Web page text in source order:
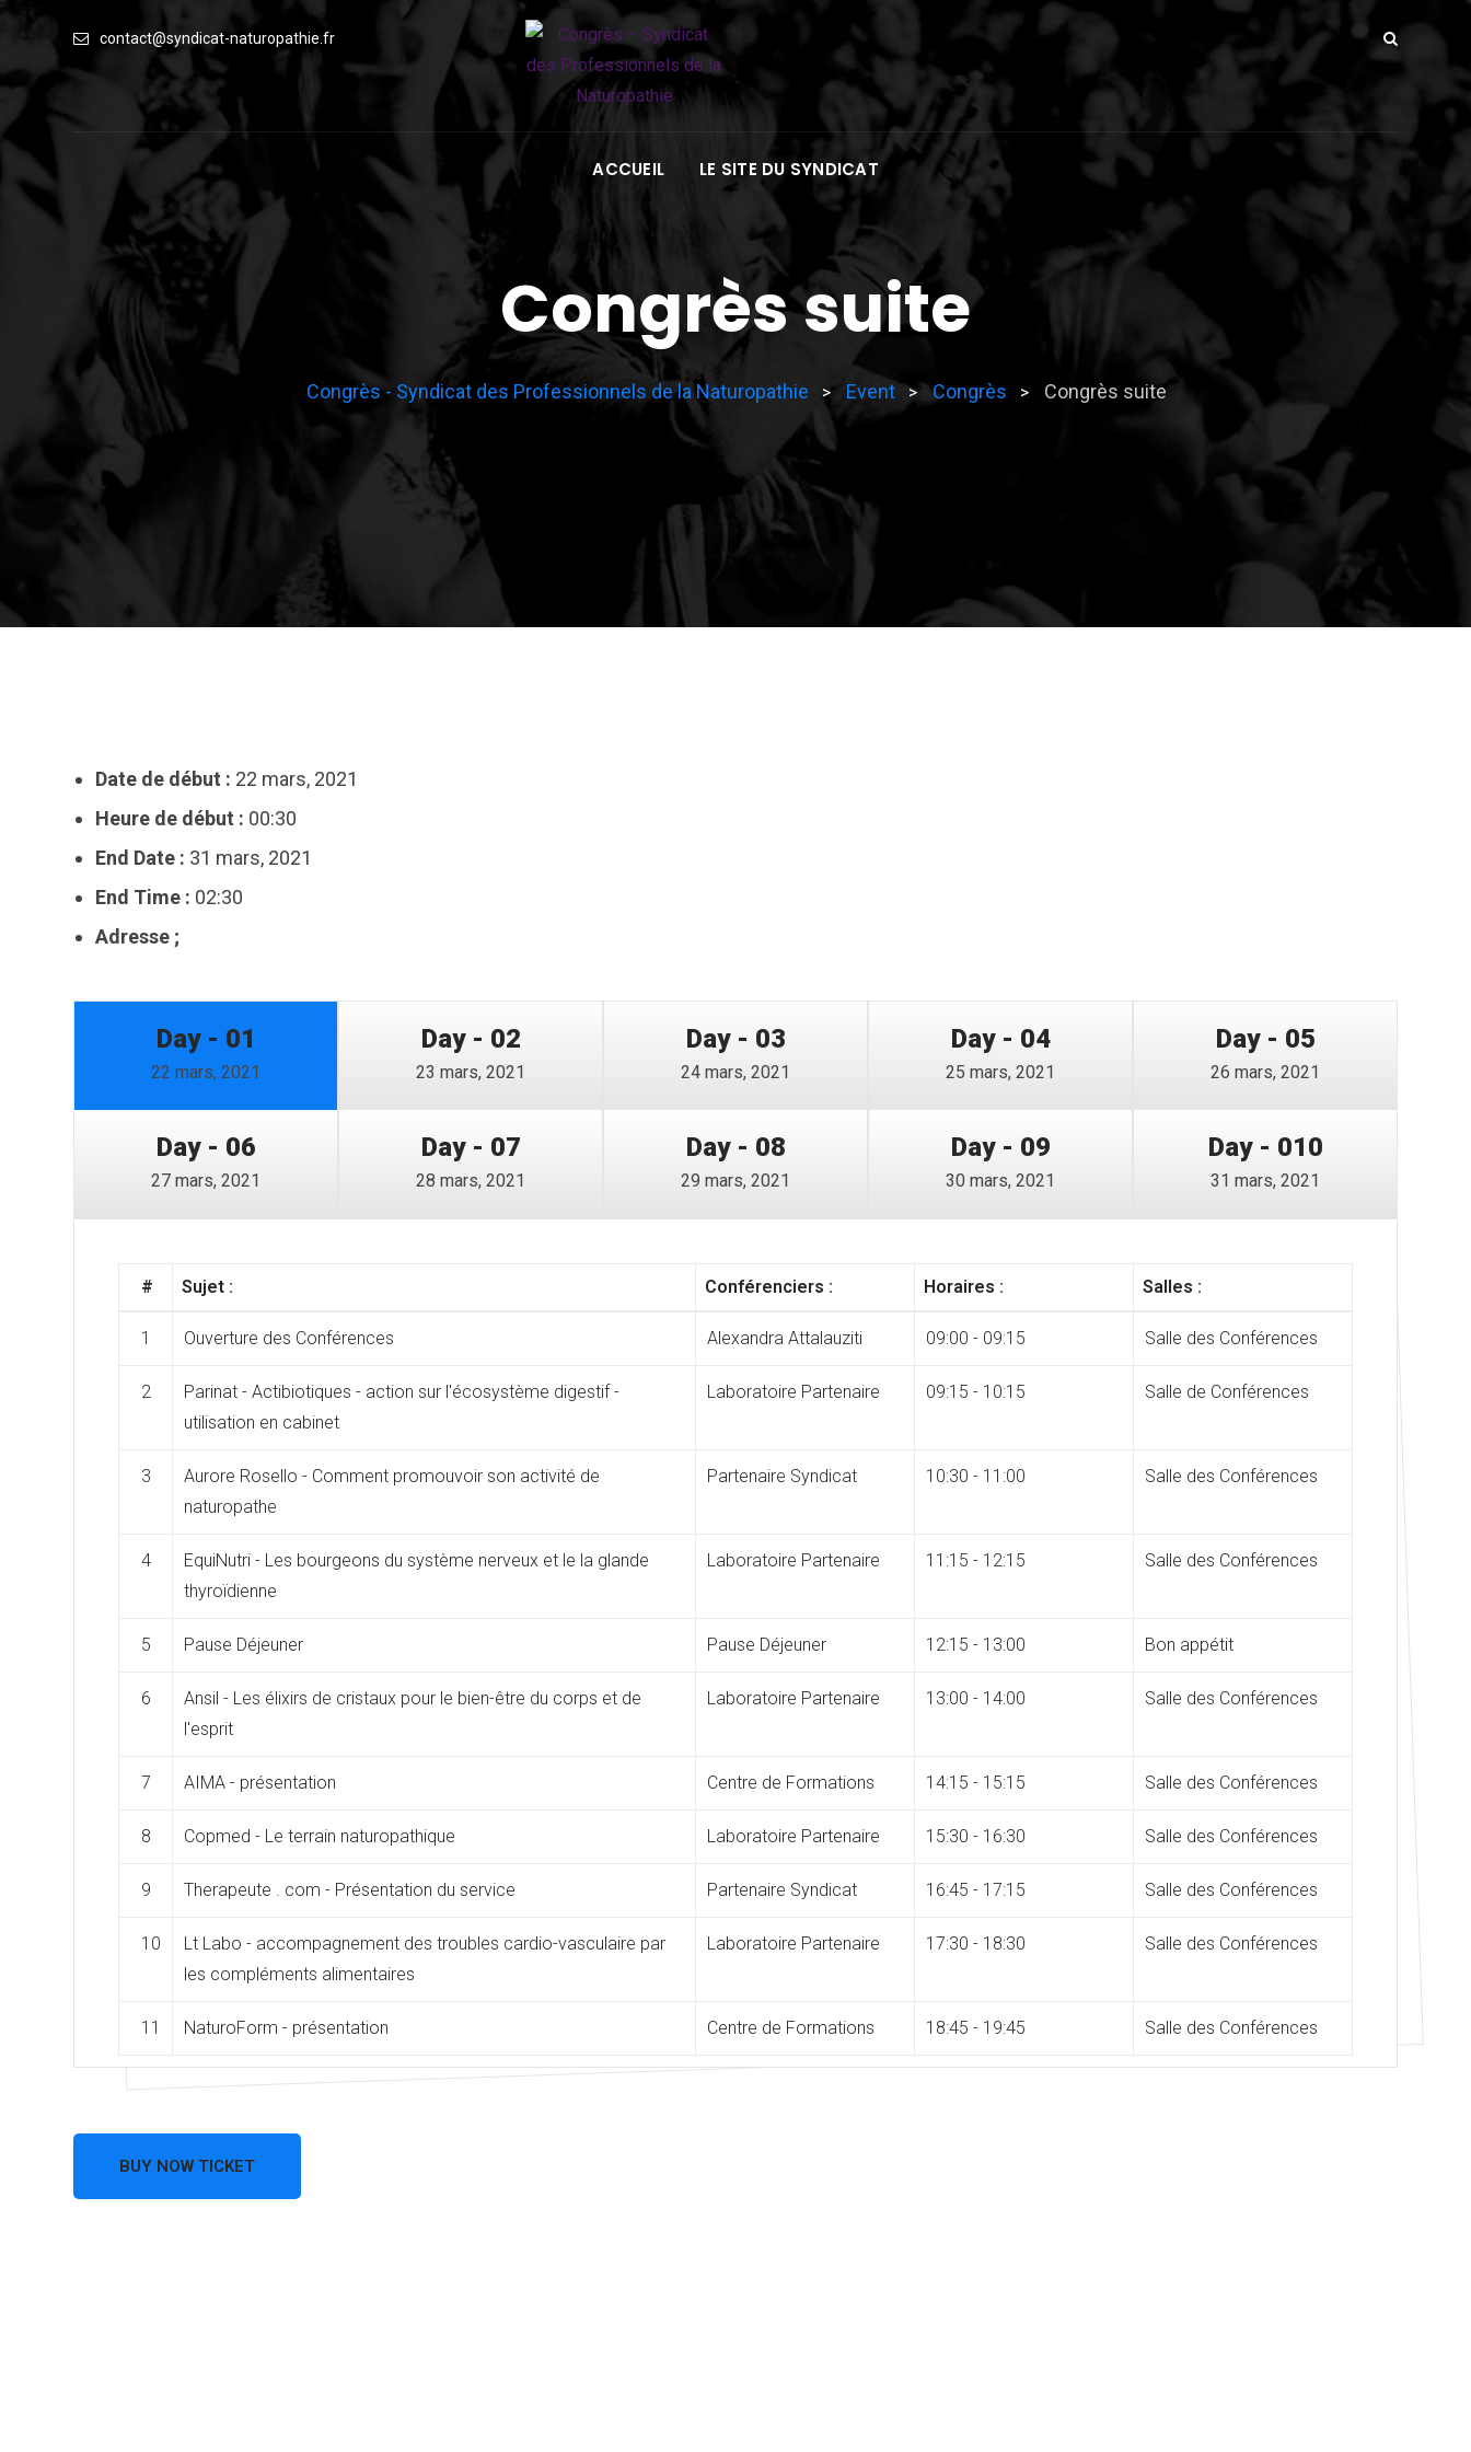
contact@syndicat-naturopathie.fr
ACCUEIL LE SITE DU SYNDICAT
Congrès suite
Congrès - Syndicat des Professionnels de la Naturopathie > Event > Congrès > Congrès suite
Date de début : 22 mars, 2021
Heure de début : 00:30
End Date : 31 mars, 2021
End Time : 02:30
Adresse ;
Day - 01
22 mars, 2021
Day - 02
23 mars, 2021
Day - 03
24 mars, 2021
Day - 04
25 mars, 2021
Day - 05
26 mars, 2021
Day - 06
27 mars, 2021
Day - 07
28 mars, 2021
Day - 08
29 mars, 2021
Day - 09
30 mars, 2021
Day - 010
31 mars, 2021
# Sujet : Conférenciers : Horaires : Salles :
1 Ouverture des Conférences Alexandra Attalauziti 09:00 - 09:15 Salle des Conférences
2
Parinat - Actibiotiques - action sur l'écosystème digestif -
utilisation en cabinet
Laboratoire Partenaire 09:15 - 10:15 Salle de Conférences
3
Aurore Rosello - Comment promouvoir son activité de
naturopathe
Partenaire Syndicat 10:30 - 11:00 Salle des Conférences
4
EquiNutri - Les bourgeons du système nerveux et le la glande
thyroïdienne
Laboratoire Partenaire 11:15 - 12:15 Salle des Conférences
5 Pause Déjeuner Pause Déjeuner 12:15 - 13:00 Bon appétit
6
Ansil - Les élixirs de cristaux pour le bien-être du corps et de
l'esprit
Laboratoire Partenaire 13:00 - 14:00 Salle des Conférences
7 AIMA - présentation Centre de Formations 14:15 - 15:15 Salle des Conférences
8 Copmed - Le terrain naturopathique Laboratoire Partenaire 15:30 - 16:30 Salle des Conférences
9 Therapeute . com - Présentation du service Partenaire Syndicat 16:45 - 17:15 Salle des Conférences
10
Lt Labo - accompagnement des troubles cardio-vasculaire par
les compléments alimentaires
Laboratoire Partenaire 17:30 - 18:30 Salle des Conférences
11 NaturoForm - présentation Centre de Formations 18:45 - 19:45 Salle des Conférences
BUY NOW TICKET